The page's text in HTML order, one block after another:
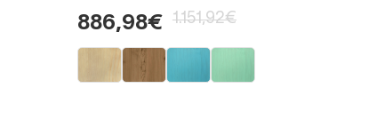
886,98€ 1.151,92€